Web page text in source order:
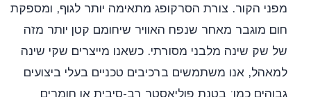
מפני הקור. צורת הסרקופג מתאימה יותר לגוף, ומספקת
חום מוגבר מאחר שנפח האוויר שיחומם קטן יותר מזה
של שק שינה מלבני מסורתי. כשאנו מייצרים שקי שינה
למאהל, אנו משתמשים ברכיבים טכניים בעלי ביצועים
גבוהים כמו: בטנת פוליאסטר רב-סיבית או חומרים